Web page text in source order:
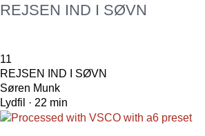
REJSEN IND I SØVN
11
REJSEN IND I SØVN
Søren Munk
Lydfil · 22 min